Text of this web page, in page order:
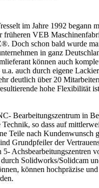
im Jahre 1992 begann
früheren VEB
Doch schon bald wurde
in ganz
können auch
auch durch eigene
deutlich über 20
hohe Flexibilität
Bearbeitungszentrum in
so dass auf
Teile nach
Grundpfeiler der
Achsbearbeitungszentren
Solidworks/Solidcam
können hochpräzise